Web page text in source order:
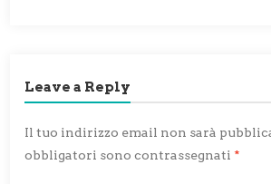
Leave a Reply
Il tuo indirizzo email non sarà
obbligatori sono contrassegnati *